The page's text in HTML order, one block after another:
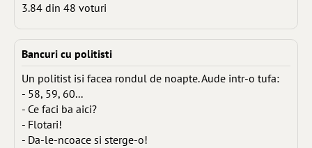
3.84 din 48 voturi
Bancuri cu politisti
Un politist isi facea rondul de noapte. Aude intr-o tufa:
- 58, 59, 60...
- Ce faci ba aici?
- Flotari!
- Da-le-ncoace si sterge-o!